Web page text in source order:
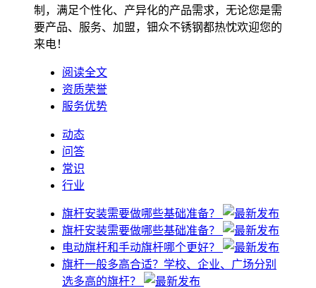
制，满足个性化、产异化的产品需求，无论您是需
要产品、服务、加盟，钿众不锈钢都热忱欢迎您的
来电！
阅读全文
资质荣誉
服务优势
动态
问答
常识
行业
旗杆安装需要做哪些基础准备？
旗杆安装需要做哪些基础准备？
电动旗杆和手动旗杆哪个更好？
旗杆一般多高合适？学校、企业、广场分别
选多高的旗杆？